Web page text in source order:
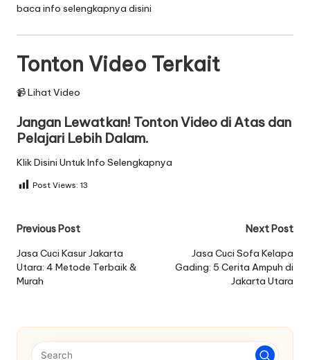
baca info selengkapnya disini
Tonton Video Terkait
📹 Lihat Video
Jangan Lewatkan! Tonton Video di Atas dan
Pelajari Lebih Dalam.
Klik Disini Untuk Info Selengkapnya
Post Views: 13
Post
navigation
Previous Post
Jasa Cuci Kasur Jakarta
Utara: 4 Metode Terbaik &
Murah
Next Post
Jasa Cuci Sofa Kelapa
Gading: 5 Cerita Ampuh di
Jakarta Utara